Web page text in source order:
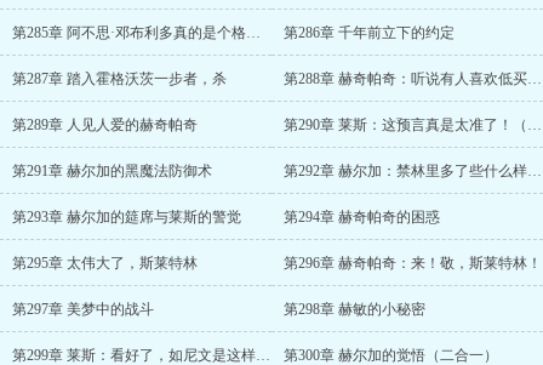
第285章 阿不思·邓布利多真的是个格兰芬多？ 第286章 千年前立下的约定
第287章 踏入霍格沃茨一步者，杀 第288章 赫奇帕奇：听说有人喜欢低买高卖？
第289章 人见人爱的赫奇帕奇 第290章 莱斯：这预言真是太准了！（二合一）
第291章 赫尔加的黑魔法防御术 第292章 赫尔加：禁林里多了些什么样的小可爱呢？
第293章 赫尔加的筵席与莱斯的警觉 第294章 赫奇帕奇的困惑
第295章 太伟大了，斯莱特林 第296章 赫奇帕奇：来！敬，斯莱特林！
第297章 美梦中的战斗 第298章 赫敏的小秘密
第299章 莱斯：看好了，如尼文是这样用的 第300章 赫尔加的觉悟（二合一）